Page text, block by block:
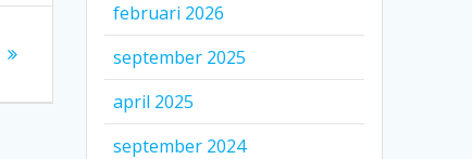
februari 2026
september 2025
april 2025
september 2024